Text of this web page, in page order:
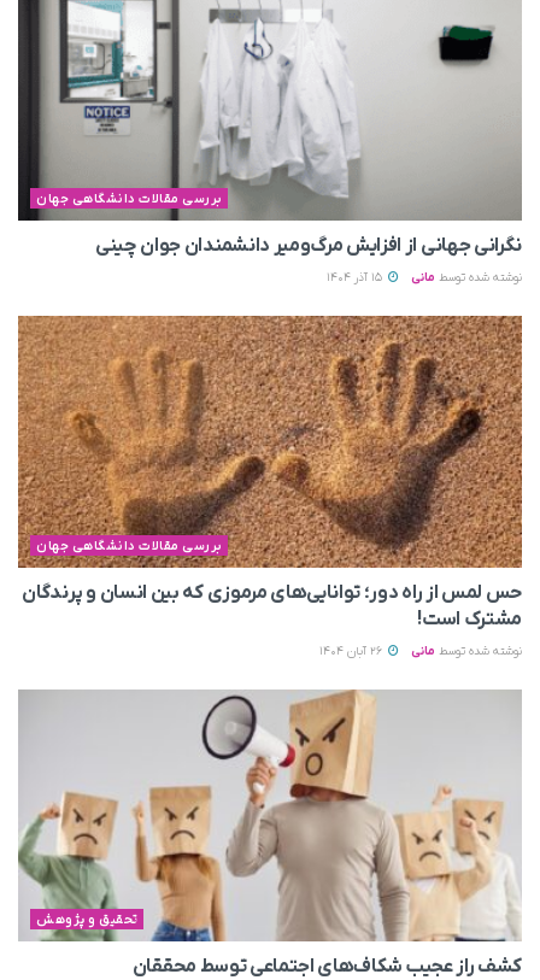
بررسی مقالات دانشگاهی جهان
نگرانی جهانی از افزایش مرگ‌ومیر دانشمندان جوان چینی
نوشته شده توسط مانی
بررسی مقالات دانشگاهی جهان
حس لمس از راه دور؛ توانایی‌های مرموزی که بین انسان و پرندگان
مشترک است!
نوشته شده توسط مانی
تحقیق و پژوهش
کشف راز عجیب شکاف‌های اجتماعی توسط محققان